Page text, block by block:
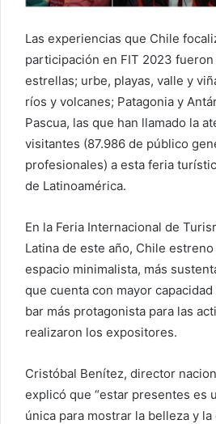
Las experiencias que Chile
participación en FIT 2023
estrellas; urbe, playas, valle y
ríos y volcanes; Patagonia y
Pascua, las que han llamado la
visitantes (87.986 de público
profesionales) a esta feria
de Latinoamérica.
En la Feria Internacional de
Latina de este año, Chile
espacio minimalista, más
que cuenta con mayor
bar más protagonista para las
realizaron los expositores.
Cristóbal Benítez, director
explicó que “estar presentes es
única para mostrar la belleza y